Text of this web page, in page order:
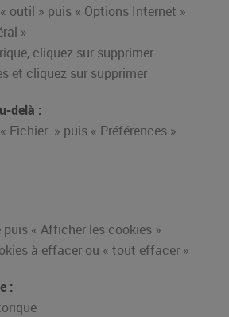
outil » puis « Options Internet »
»
cliquez sur supprimer
et cliquez sur supprimer
delà :
Fichier » puis « Préférences »
« Afficher les cookies »
à effacer ou « tout effacer »
: